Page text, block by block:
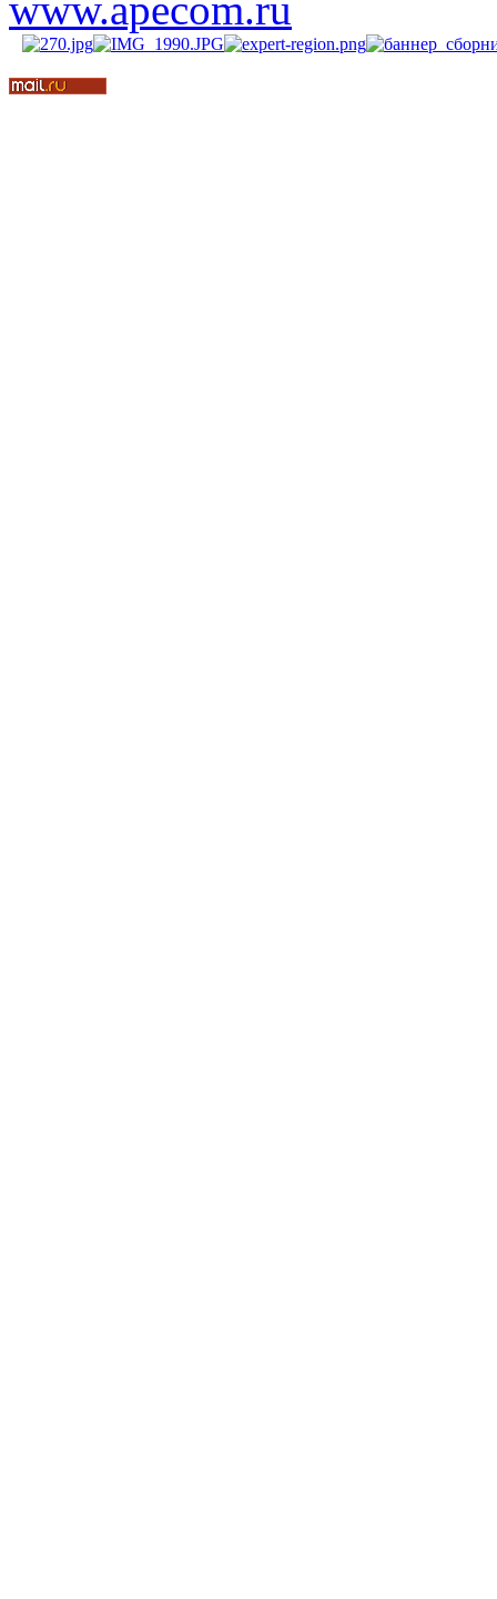
www.apecom.ru